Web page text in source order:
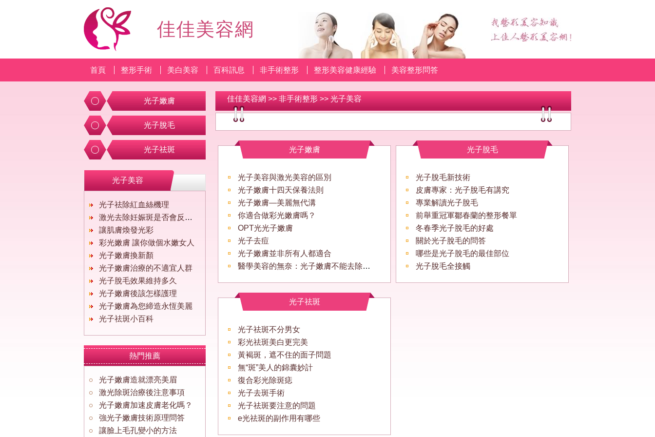
佳佳美容網
首頁 整形手術 美白美容 百科訊息 非手術整形 整形美容健康經驗 美容整形問答
佳佳美容網 >> 非手術整形 >> 光子美容
光子嫩膚
光子美容與激光美容的區別
光子嫩膚十四天保養法則
光子嫩膚—美麗無代溝
你適合做彩光嫩膚嗎？
OPT光光子嫩膚
光子去痘
光子嫩膚並非所有人都適合
醫學美容的無奈：光子嫩膚不能去除黃褐斑
光子脫毛
光子脫毛新技術
皮膚專家：光子脫毛有講究
專業解讀光子脫毛
前舉重冠軍鄒春蘭的整形餐單
冬春季光子脫毛的好處
關於光子脫毛的問答
哪些是光子脫毛的最佳部位
光子脫毛全接觸
光子祛斑
光子祛斑不分男女
彩光祛斑美白更完美
黃褐斑，遮不住的面子問題
無“斑”美人的錦囊妙計
復合彩光除斑痣
光子去斑手術
光子祛斑要注意的問題
e光祛斑的副作用有哪些
光子嫩膚
光子脫毛
光子祛斑
光子美容
光子祛除紅血絲機理
激光去除妊娠斑是否會反彈？
讓肌膚煥發光彩
彩光嫩膚 讓你做個水嫩女人
光子嫩膚換新顏
光子嫩膚治療的不適宜人群
光子脫毛效果維持多久
光子嫩膚後該怎樣護理
光子嫩膚為您締造永恆美麗
光子祛斑小百科
熱門推薦
光子嫩膚造就漂亮美眉
激光除斑治療後注意事項
光子嫩膚加速皮膚老化嗎？
強光子嫩膚技術原理問答
讓臉上毛孔變小的方法